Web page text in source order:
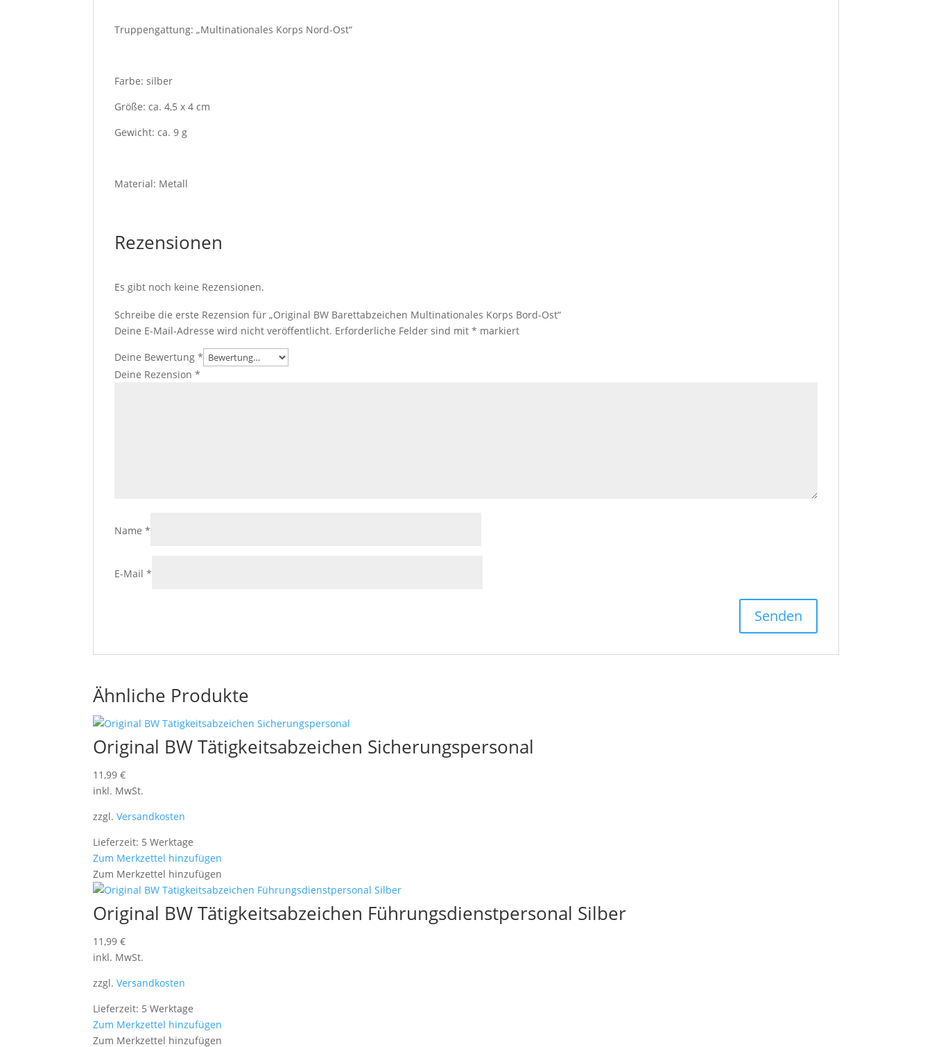
Truppengattung: „Multinationales Korps Nord-Ost“
Farbe: silber
Größe: ca. 4,5 x 4 cm
Gewicht: ca. 9 g
Material: Metall
Rezensionen
Es gibt noch keine Rezensionen.
Schreibe die erste Rezension für „Original BW Barettabzeichen Multinationales Korps Bord-Ost“
Deine E-Mail-Adresse wird nicht veröffentlicht. Erforderliche Felder sind mit* markiert
Deine Bewertung*
Deine Rezension*
Name*
E-Mail*
Ähnliche Produkte
Original BW Tätigkeitsabzeichen Sicherungspersonal
11,99€
inkl. MwSt.
zzgl.Versandkosten
Lieferzeit: 5 Werktage
Zum Merkzettel hinzufügen
Zum Merkzettel hinzufügen
Original BW Tätigkeitsabzeichen Führungsdienstpersonal Silber
11,99€
inkl. MwSt.
zzgl.Versandkosten
Lieferzeit: 5 Werktage
Zum Merkzettel hinzufügen
Zum Merkzettel hinzufügen